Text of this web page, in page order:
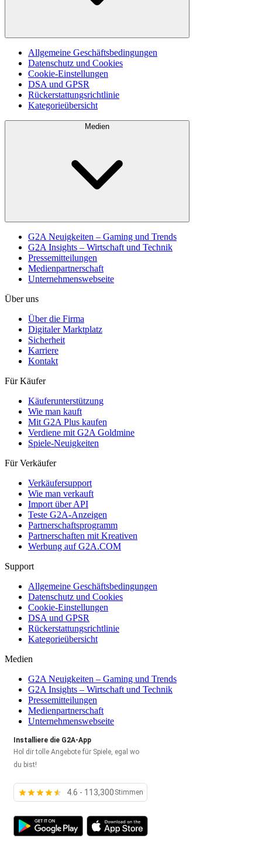
Allgemeine Geschäftsbedingungen
Datenschutz und Cookies
Cookie-Einstellungen
DSA und GPSR
Rückerstattungsrichtlinie
Kategorieübersicht
Medien
G2A Neuigkeiten – Gaming und Trends
G2A Insights – Wirtschaft und Technik
Pressemitteilungen
Medienpartnerschaft
Unternehmenswebseite
Über uns
Über die Firma
Digitaler Marktplatz
Sicherheit
Karriere
Kontakt
Für Käufer
Käuferunterstützung
Wie man kauft
Mit G2A Plus kaufen
Verdiene mit G2A Goldmine
Spiele-Neuigkeiten
Für Verkäufer
Verkäufersupport
Wie man verkauft
Import über API
Teste G2A-Anzeigen
Partnerschaftsprogramm
Partnerschaften mit Kreativen
Werbung auf G2A.COM
Support
Allgemeine Geschäftsbedingungen
Datenschutz und Cookies
Cookie-Einstellungen
DSA und GPSR
Rückerstattungsrichtlinie
Kategorieübersicht
Medien
G2A Neuigkeiten – Gaming und Trends
G2A Insights – Wirtschaft und Technik
Pressemitteilungen
Medienpartnerschaft
Unternehmenswebseite
Installiere die G2A-App
Hol dir tolle Angebote für Spiele, egal wo
du bist!
4.6 - 113,300 Stimmen